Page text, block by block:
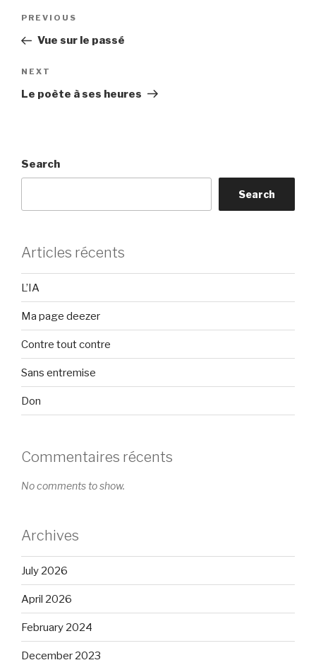
Previous
Post
PREVIOUS
Vue sur le passé
Next
Post
NEXT
Le poète à ses heures
Search
Search
Articles récents
L’IA
Ma page deezer
Contre tout contre
Sans entremise
Don
Commentaires récents
No comments to show.
Archives
July 2026
April 2026
February 2024
December 2023